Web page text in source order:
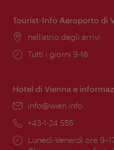
Tourist-Info Aeroporto di
Posizione:
nell’atrio degli arrivi
Orari
Tutti i giorni 9-18
Hotel di Vienna e
Email:
info@wien.info
Telefono:
+43-1-24 555
Orari
Lunedì-Venerdì ore